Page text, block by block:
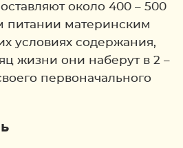
около 400 – 500
питании материнским
условиях содержания,
жизни они наберут в 2 –
первоначального